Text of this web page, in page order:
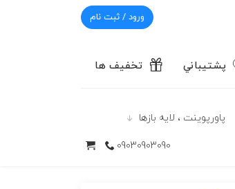
ورود / ثبت نام
پشتيباني تخفیف ها
پاورپوينت ، لایه بازها
09030903090